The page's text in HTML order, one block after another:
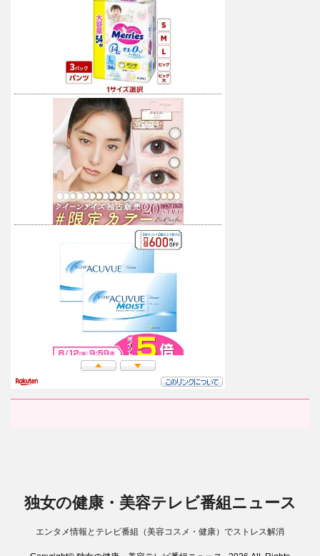
独女の健康・美容テレビ番組ニュース
エンタメ情報とテレビ番組（美容コスメ・健康）でストレス解消